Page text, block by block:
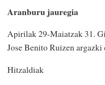
Aranburu jauregia
Apirilak 29-Maiatzak 31.
Jose Benito Ruizen argazki
Hitzaldiak